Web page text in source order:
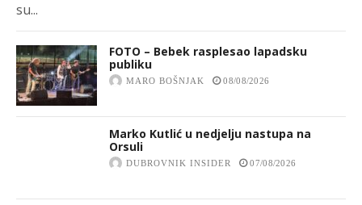
su...
FOTO – Bebek rasplesao lapadsku
publiku
MARO BOŠNJAK 08/08/2026
Marko Kutlić u nedjelju nastupa na
Orsuli
DUBROVNIK INSIDER 07/08/2026